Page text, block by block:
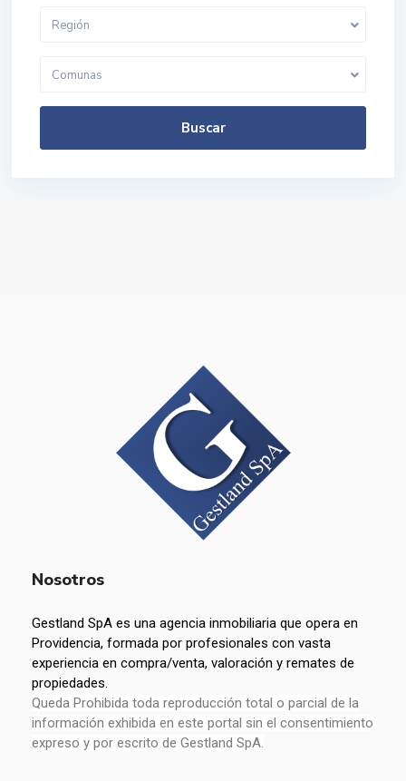
Región
Comunas
Buscar
Nosotros
Gestland SpA es una agencia inmobiliaria que opera en
Providencia, formada por profesionales con vasta
experiencia en compra/venta, valoración y remates de
propiedades.
Queda Prohibida toda reproducción total o parcial de la
información exhibida en este portal sin el consentimiento
expreso y por escrito de Gestland SpA.